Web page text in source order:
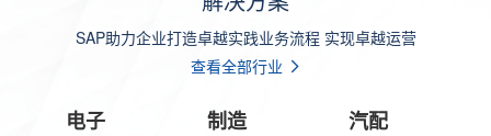
SAP助力企业打造卓越实践业务流程 实现卓越运营
查看全部行业
电子 制造 汽配